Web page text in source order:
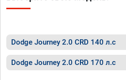
Dodge Journey 2.0 CRD 140 л.с
Dodge Journey 2.0 CRD 170 л.с